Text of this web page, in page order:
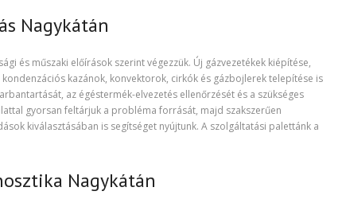
Nagykátán
és műszaki előírások szerint végezzük. Új gázvezetékek kiépítése,
kazánok, konvektorok, cirkók és gázbojlerek telepítése is
az égéstermék-elvezetés ellenőrzését és a szükséges
gyorsan feltárjuk a probléma forrását, majd szakszerűen
kiválasztásában is segítséget nyújtunk. A szolgáltatási palettánk a
Nagykátán